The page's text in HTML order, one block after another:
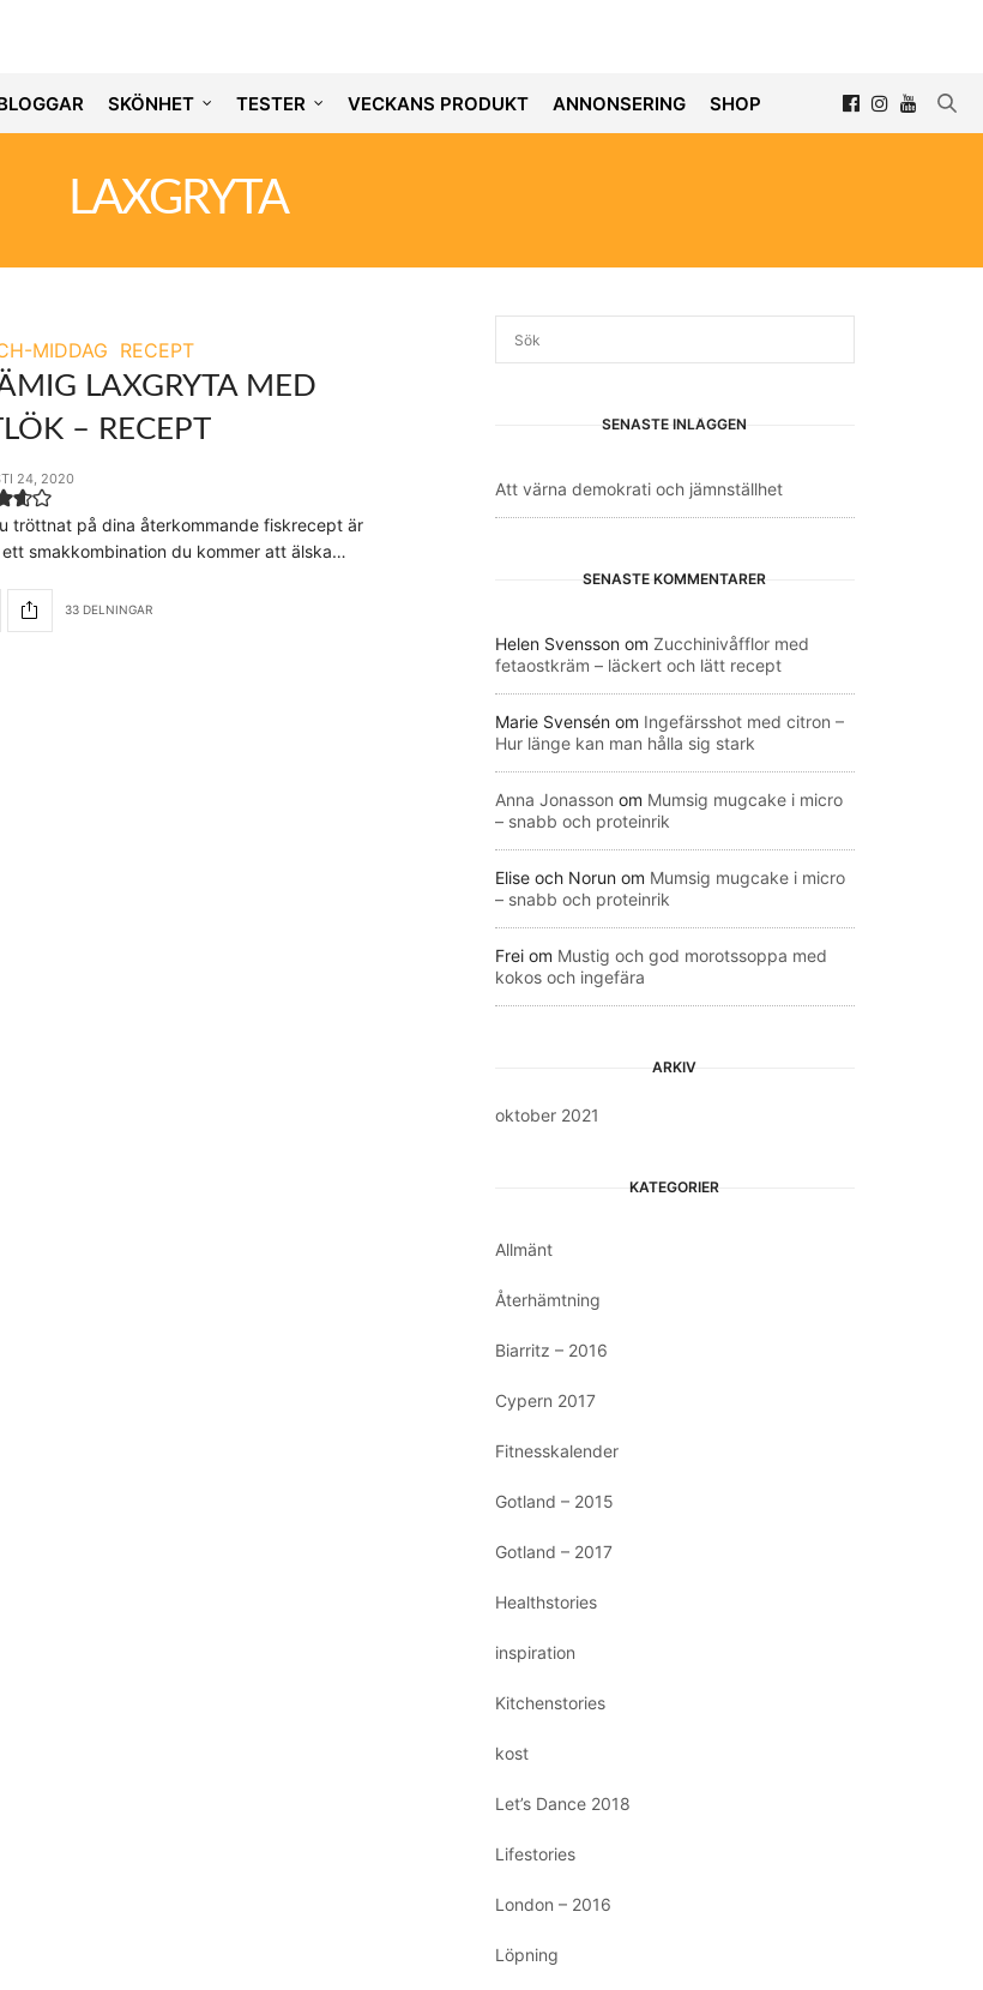
SKÖNHET TESTER VECKANS PRODUKT ANNONSERING SHOP
LAXGRYTA
MIDDAG RECEPT
LAXGRYTA MED
– RECEPT
24, 2020
tröttnat på dina återkommande fiskrecept är
smakkombination du kommer att älska…
33 DELNINGAR
SENASTE INLÄGGEN
Att värna demokrati och jämnställhet
SENASTE KOMMENTARER
Helen Svensson om Zucchinivåfflor med
fetaostkräm – läckert och lätt recept
Marie Svensén om Ingefärsshot med citron –
Hur länge kan man hålla sig stark
Anna Jonasson om Mumsig mugcake i micro
– snabb och proteinrik
Elise och Norun om Mumsig mugcake i micro
– snabb och proteinrik
Frei om Mustig och god morotssoppa med
kokos och ingefära
ARKIV
oktober 2021
KATEGORIER
Allmänt
Återhämtning
Biarritz – 2016
Cypern 2017
Fitnesskalender
Gotland – 2015
Gotland – 2017
Healthstories
inspiration
Kitchenstories
kost
Let’s Dance 2018
Lifestories
London – 2016
Löpning